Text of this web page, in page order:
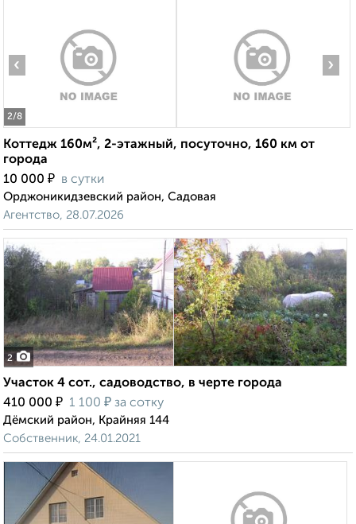
2/8
‹ ›
Коттедж 160м², 2-этажный, посуточно, 160 км от
города
10 000 ₽ в сутки
Орджоникидзевский район, Садовая
Агентство, 28.07.2026
2
Участок 4 сот., садоводство, в черте города
410 000 ₽ 1 100 ₽ за сотку
Дёмский район, Крайняя 144
Собственник, 24.01.2021